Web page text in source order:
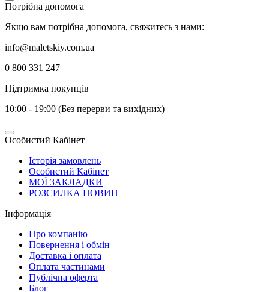
Потрібна допомога
Якщо вам потрібна допомога, свяжитесь з нами:
info@maletskiy.com.ua
0 800 331 247
Підтримка покупців
10:00 - 19:00 (Без перерви та вихідних)
Особистий Кабінет
Історія замовлень
Особистий Кабінет
МОЇ ЗАКЛАДКИ
РОЗСИЛКА НОВИН
Інформація
Про компанію
Повернення і обмін
Доставка і оплата
Оплата частинами
Публічна оферта
Блог